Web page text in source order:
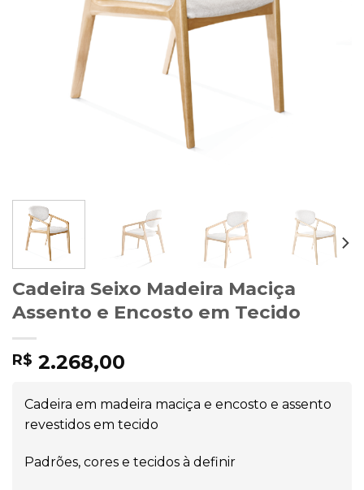
Cadeira Seixo Madeira Maciça
Assento e Encosto em Tecido
R$ 2.268,00
Cadeira em madeira maciça e encosto e assento
revestidos em tecido
Padrões, cores e tecidos à definir